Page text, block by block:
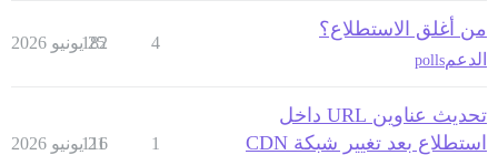
من أغلق الاستطلاع؟
الدعمpolls
4
182
25 يونيو 2026
تحديث عناوين URL داخل
استطلاع بعد تغيير شبكة CDN
1
116
21 يونيو 2026